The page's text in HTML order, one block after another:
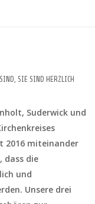
SIE SIND HERZLICH
Suderwick und
2016 miteinander
dass die
und
Unsere drei